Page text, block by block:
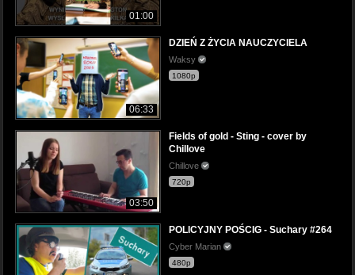
01:00
06:33
DZIEŃ Z ŻYCIA NAUCZYCIELA
Waksy
1080p
03:50
Fields of gold - Sting - cover by
Chillove
Chillove
720p
POLICYJNY POŚCIG - Suchary #264
Cyber Marian
480p